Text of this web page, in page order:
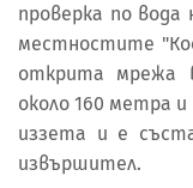
проверка по вода
местностите
открита мрежа
около 160 метра
иззета и е
извършител.